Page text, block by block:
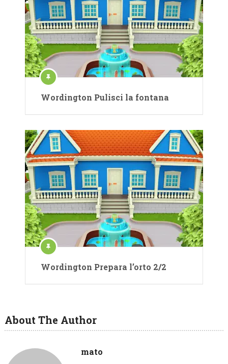
Wordington Pulisci la fontana
Wordington Prepara l’orto 2/2
About The Author
mato